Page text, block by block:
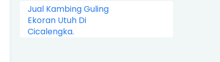
Jual Kambing Guling
Ekoran Utuh Di
Cicalengka.